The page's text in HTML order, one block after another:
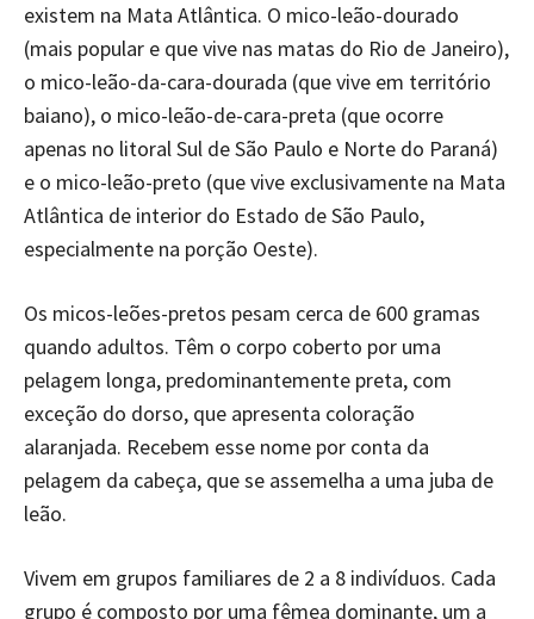
existem na Mata Atlântica. O mico-leão-dourado
(mais popular e que vive nas matas do Rio de Janeiro),
o mico-leão-da-cara-dourada (que vive em território
baiano), o mico-leão-de-cara-preta (que ocorre
apenas no litoral Sul de São Paulo e Norte do Paraná)
e o mico-leão-preto (que vive exclusivamente na Mata
Atlântica de interior do Estado de São Paulo,
especialmente na porção Oeste).
Os micos-leões-pretos pesam cerca de 600 gramas
quando adultos. Têm o corpo coberto por uma
pelagem longa, predominantemente preta, com
exceção do dorso, que apresenta coloração
alaranjada. Recebem esse nome por conta da
pelagem da cabeça, que se assemelha a uma juba de
leão.
Vivem em grupos familiares de 2 a 8 indivíduos. Cada
grupo é composto por uma fêmea dominante, um a